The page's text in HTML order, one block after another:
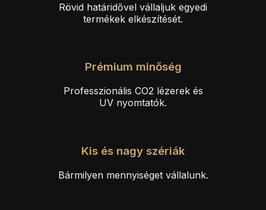
Rövid határidővel vállaljuk egyedi
termékek elkészítését.
Prémium minőség
Professzionális CO2 lézerek és
UV nyomtatók.
Kis és nagy szériák
Bármilyen mennyiséget vállalunk.